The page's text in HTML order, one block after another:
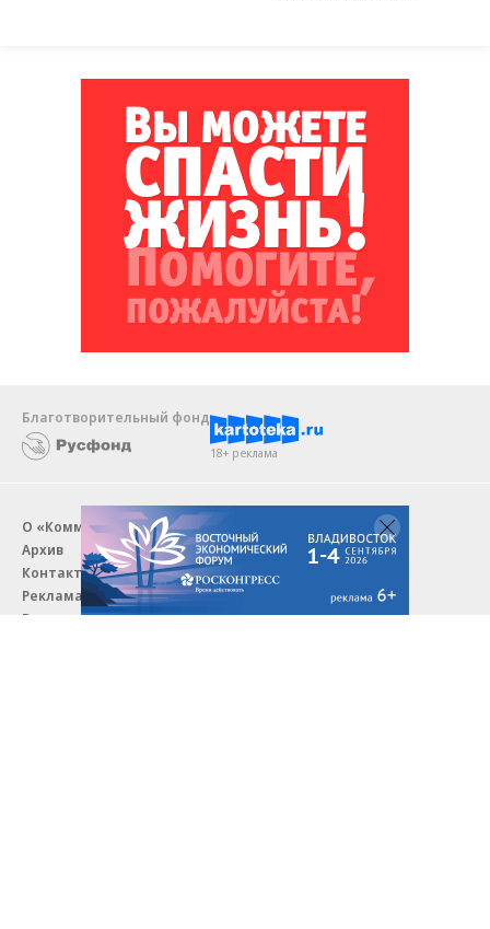
Благотворительный фонд
18+ реклама
О «Коммерсанте»
Архив
Контакты
Реклама
Вакансии
Обратная связь
Правовая информация
E-mail рассылки